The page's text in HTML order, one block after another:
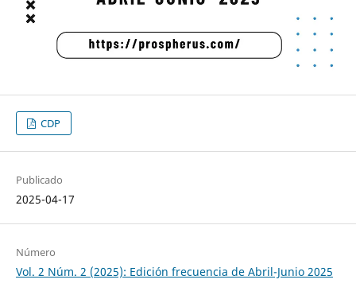
CDP
Publicado
2025-04-17
Número
Vol. 2 Núm. 2 (2025): Edición frecuencia de Abril-Junio 2025